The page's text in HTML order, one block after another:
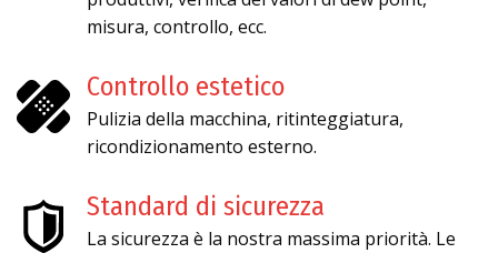
misura, controllo, ecc.
Controllo estetico
Pulizia della macchina, ritinteggiatura,
ricondizionamento esterno.
Standard di sicurezza
La sicurezza è la nostra massima priorità. Le